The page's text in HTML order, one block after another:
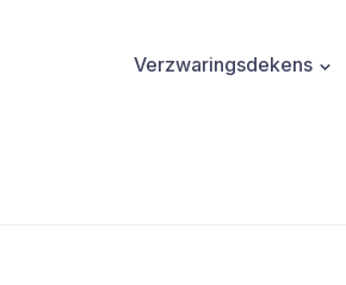
Verzwaringsdekens